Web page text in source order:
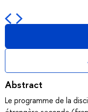
Abstract
Le programme de la